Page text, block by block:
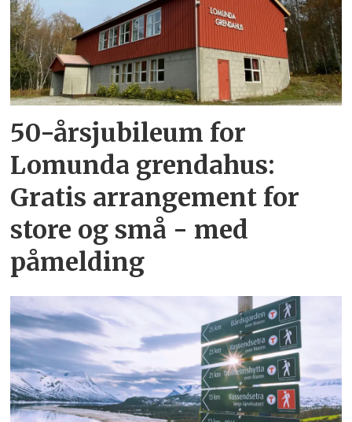
50-årsjubileum for
Lomunda grendahus:
Gratis arrangement for
store og små - med
påmelding